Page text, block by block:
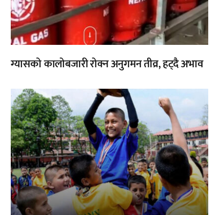
ग्यासको कालोबजारी रोक्न अनुगमन तीव्र, हट्दै अभाव
,